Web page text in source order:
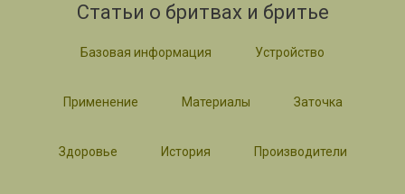
Статьи о бритвах и бритье
Базовая информация Устройство
Применение Материалы Заточка
Здоровье История Производители